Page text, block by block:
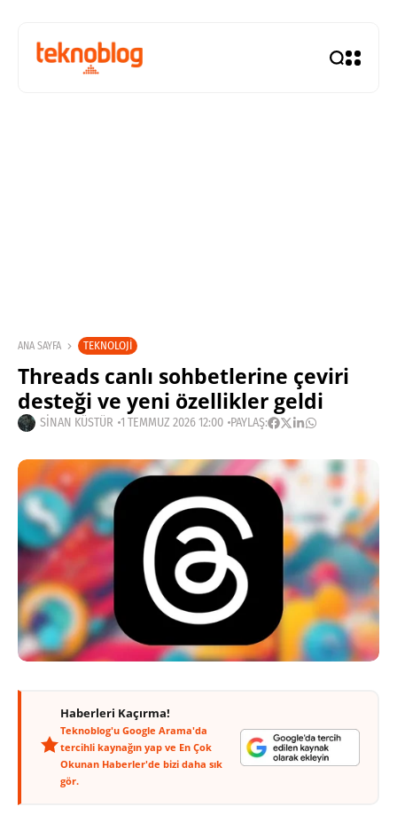
ANA SAYFA TEKNOLOJI
Threads canlı sohbetlerine çeviri
desteği ve yeni özellikler geldi
SINAN KÜSTÜR 1 TEMMUZ 2026 12:00 PAYLAŞ:
Haberleri Kaçırma!
Teknoblog'u Google Arama'da
tercihli kaynağın yap ve En Çok
Okunan Haberler'de bizi daha sık
gör.